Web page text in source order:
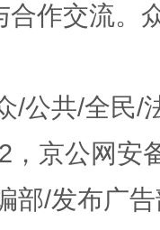
合作交流。
/公共/全民/
，京公网安
部/发布广